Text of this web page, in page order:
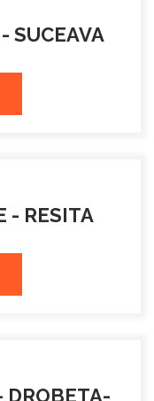
SUCEAVA
- RESITA
DROBETA-